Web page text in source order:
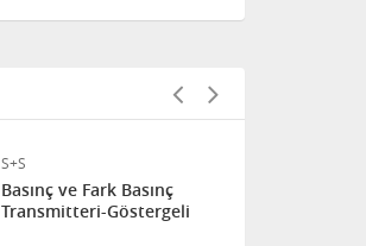
S+S
Basınç ve Fark Basınç
Transmitteri-Göstergeli